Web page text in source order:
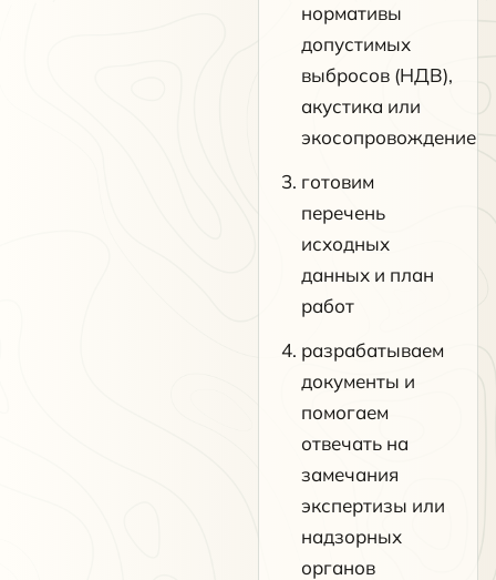
нормативы
допустимых
выбросов (НДВ),
акустика или
экосопровождение
готовим
перечень
исходных
данных и план
работ
разрабатываем
документы и
помогаем
отвечать на
замечания
экспертизы или
надзорных
органов